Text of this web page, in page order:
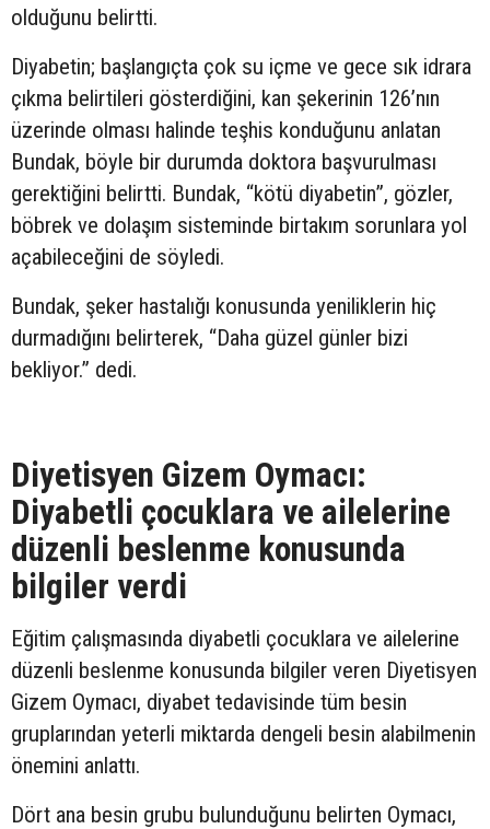
olduğunu belirtti.
Diyabetin; başlangıçta çok su içme ve gece sık idrara
çıkma belirtileri gösterdiğini, kan şekerinin 126’nın
üzerinde olması halinde teşhis konduğunu anlatan
Bundak, böyle bir durumda doktora başvurulması
gerektiğini belirtti. Bundak, “kötü diyabetin”, gözler,
böbrek ve dolaşım sisteminde birtakım sorunlara yol
açabileceğini de söyledi.
Bundak, şeker hastalığı konusunda yeniliklerin hiç
durmadığını belirterek, “Daha güzel günler bizi
bekliyor.” dedi.
Diyetisyen Gizem Oymacı:
Diyabetli çocuklara ve ailelerine
düzenli beslenme konusunda
bilgiler verdi
Eğitim çalışmasında diyabetli çocuklara ve ailelerine
düzenli beslenme konusunda bilgiler veren Diyetisyen
Gizem Oymacı, diyabet tedavisinde tüm besin
gruplarından yeterli miktarda dengeli besin alabilmenin
önemini anlattı.
Dört ana besin grubu bulunduğunu belirten Oymacı,